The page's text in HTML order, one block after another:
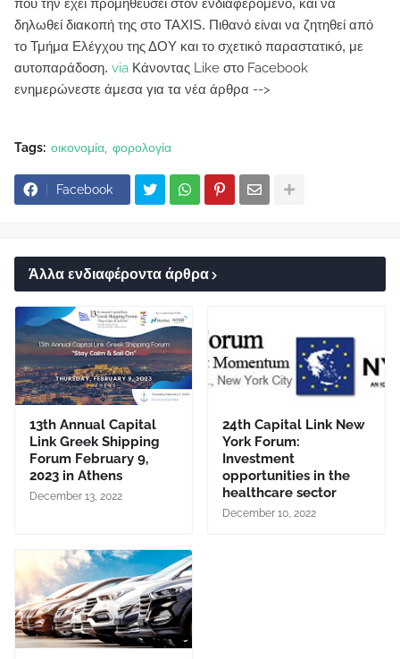
που την έχει προμηθεύσει στον ενδιαφερόμενο, και να
δηλωθεί διακοπή της στο TAXIS. Πιθανό είναι να ζητηθεί από
το Τμήμα Ελέγχου της ΔΟΥ και το σχετικό παραστατικό, με
αυτοπαράδοση. via Κάνοντας Like στο Facebook
ενημερώνεστε άμεσα για τα νέα άρθρα -->
Tags: οικονομία φορολογία
Facebook
Άλλα ενδιαφέροντα άρθρα
13th Annual Capital
Link Greek Shipping
Forum February 9,
2023 in Athens
December 13, 2022
24th Capital Link New
York Forum:
Investment
opportunities in the
healthcare sector
December 10, 2022